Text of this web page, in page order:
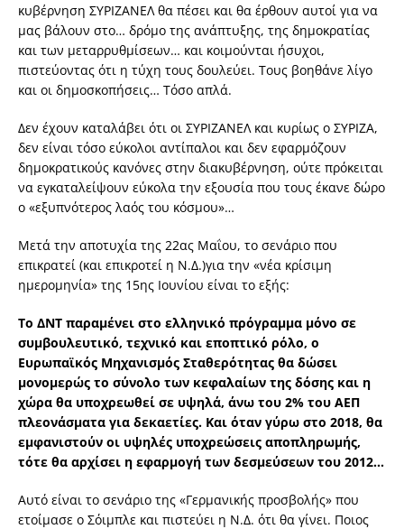
κυβέρνηση ΣΥΡΙΖΑΝΕΛ θα πέσει και θα έρθουν αυτοί για να
μας βάλουν στο… δρόμο της ανάπτυξης, της δημοκρατίας
και των μεταρρυθμίσεων… και κοιμούνται ήσυχοι,
πιστεύοντας ότι η τύχη τους δουλεύει. Τους βοηθάνε λίγο
και οι δημοσκοπήσεις… Τόσο απλά.
Δεν έχουν καταλάβει ότι οι ΣΥΡΙΖΑΝΕΛ και κυρίως ο ΣΥΡΙΖΑ,
δεν είναι τόσο εύκολοι αντίπαλοι και δεν εφαρμόζουν
δημοκρατικούς κανόνες στην διακυβέρνηση, ούτε πρόκειται
να εγκαταλείψουν εύκολα την εξουσία που τους έκανε δώρο
ο «εξυπνότερος λαός του κόσμου»…
Μετά την αποτυχία της 22ας Μαΐου, το σενάριο που
επικρατεί (και επικροτεί η Ν.Δ.)για την «νέα κρίσιμη
ημερομηνία» της 15ης Ιουνίου είναι το εξής:
Το ΔΝΤ παραμένει στο ελληνικό πρόγραμμα μόνο σε
συμβουλευτικό, τεχνικό και εποπτικό ρόλο, ο
Ευρωπαϊκός Μηχανισμός Σταθερότητας θα δώσει
μονομερώς το σύνολο των κεφαλαίων της δόσης και η
χώρα θα υποχρεωθεί σε υψηλά, άνω του 2% του ΑΕΠ
πλεονάσματα για δεκαετίες. Και όταν γύρω στο 2018, θα
εμφανιστούν οι υψηλές υποχρεώσεις αποπληρωμής,
τότε θα αρχίσει η εφαρμογή των δεσμεύσεων του 2012…
Αυτό είναι το σενάριο της «Γερμανικής προσβολής» που
ετοίμασε ο Σόιμπλε και πιστεύει η Ν.Δ. ότι θα γίνει. Ποιος